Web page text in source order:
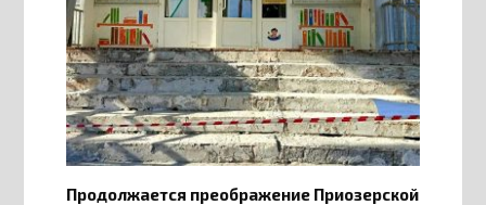
Продолжается преображение Приозерской